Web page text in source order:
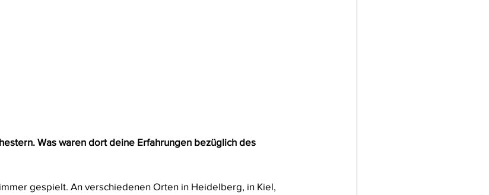
Was waren dort deine Erfahrungen bezüglich des
gespielt. An verschiedenen Orten in Heidelberg, in Kiel,